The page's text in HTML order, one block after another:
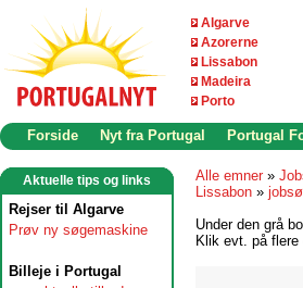
Algarve
Azorerne
Lissabon
Madeira
Porto
Forside Nyt fra Portugal Portugal
Aktuelle tips og links
Rejser til Algarve
Prøv ny søgemaskine
Billeje i Portugal
Alle emner »
Lissabon »
Under den grå
Klik evt. på